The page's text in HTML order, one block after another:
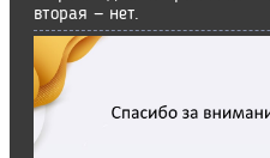
вторая — нет.